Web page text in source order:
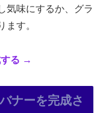
気味にするか、グラ
ます。
る →
ナーを完成さ